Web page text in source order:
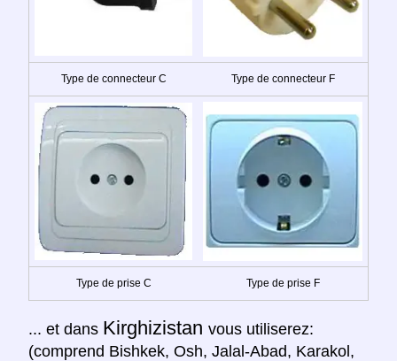
Type de connecteur C Type de connecteur F
Type de prise C Type de prise F
... et dans Kirghizistan vous utiliserez:
(comprend Bishkek, Osh, Jalal-Abad, Karakol,